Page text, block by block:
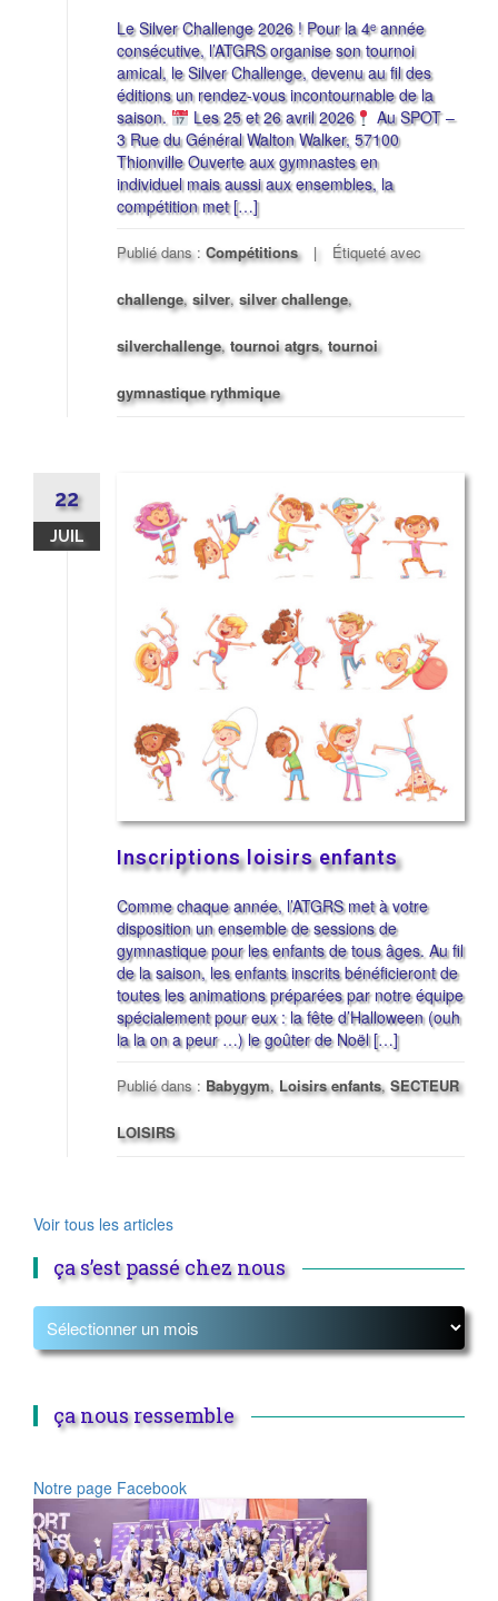
Le Silver Challenge 2026 ! Pour la 4ᵉ année
consécutive, l’ATGRS organise son tournoi
amical, le Silver Challenge, devenu au fil des
éditions un rendez-vous incontournable de la
saison.
Les 25 et 26 avril 2026
Au SPOT –
3 Rue du Général Walton Walker, 57100
Thionville Ouverte aux gymnastes en
individuel mais aussi aux ensembles, la
compétition met […]
Publié dans : Compétitions Étiqueté avec
challenge, silver, silver challenge,
silverchallenge, tournoi atgrs, tournoi
gymnastique rythmique
22
JUIL
Inscriptions loisirs enfants
Comme chaque année, l’ATGRS met à votre
disposition un ensemble de sessions de
gymnastique pour les enfants de tous âges. Au fil
de la saison, les enfants inscrits bénéficieront de
toutes les animations préparées par notre équipe
spécialement pour eux : la fête d’Halloween (ouh
la la on a peur …) le goûter de Noël […]
Publié dans : Babygym, Loisirs enfants, SECTEUR
LOISIRS
Voir tous les articles
ça s’est passé chez nous
ça nous ressemble
Notre page Facebook